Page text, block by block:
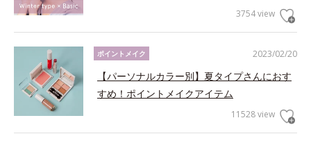
3754 view
2023/02/20
ポイントメイク
【パーソナルカラー別】夏タイプさんにおす
すめ！ポイントメイクアイテム
11528 view